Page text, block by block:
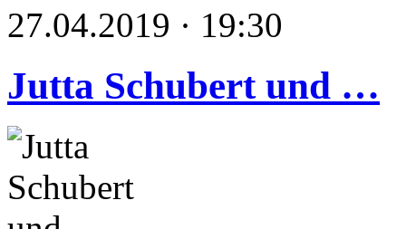
27.04.2019 · 19:30
Jutta Schubert und …